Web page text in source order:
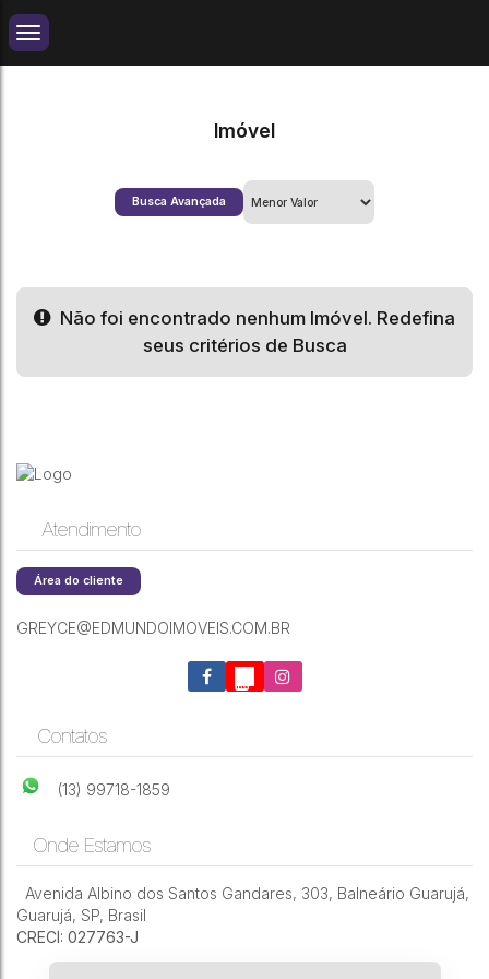
Imóvel
Busca Avançada
Não foi encontrado nenhum Imóvel. Redefina
seus critérios de Busca
Atendimento
Área do cliente
GREYCE@EDMUNDOIMOVEIS.COM.BR
Contatos
(13) 99718-1859
Onde Estamos
Avenida Albino dos Santos Gandares, 303, Balneário Guarujá,
Guarujá, SP, Brasil
CRECI: 027763-J